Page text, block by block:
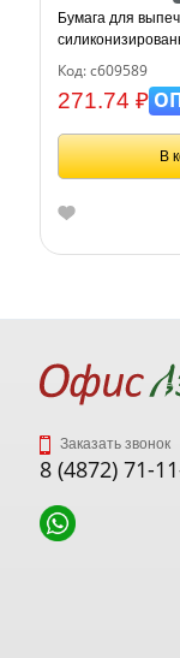
Бумага для
50, цвет
Код: с609589
271.74 ₽
В
Заказать звонок
8 (4872) 71-